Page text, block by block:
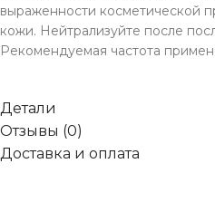
выраженности косметической
кожи. Нейтрализуйте после
Рекомендуемая частота
Детали
Отзывы (0)
Доставка и оплата